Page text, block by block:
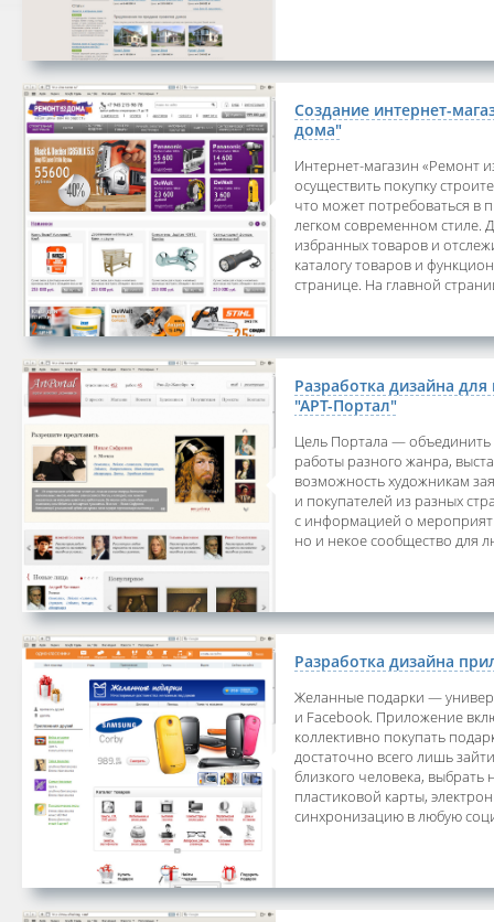
Создание интернет-
дома"
Интернет-магазин «Ремонт
осуществить покупку
что может потребоваться в
легком современном стиле.
избранных товаров и
каталогу товаров и
странице. На главной
Разработка дизайна
"АРТ-Портал"
Цель Портала — объединить
работы разного жанра,
возможность художникам
и покупателей из разных
с информацией о
но и некое сообщество для
Разработка дизайна
Желанные подарки —
и Facebook. Приложение
коллективно покупать
достаточно всего лишь
близкого человека,
пластиковой карты,
синхронизацию в любую